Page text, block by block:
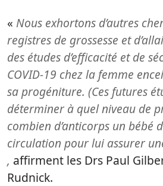
« Nous exhortons d’autres
registres de grossesse et
des études d’efficacité et de
COVID-19 chez la femme
sa progéniture. (Ces futures
déterminer à quel niveau de
combien d’anticorps un bébé
circulation pour lui assurer
, affirment les Drs Paul
Rudnick.